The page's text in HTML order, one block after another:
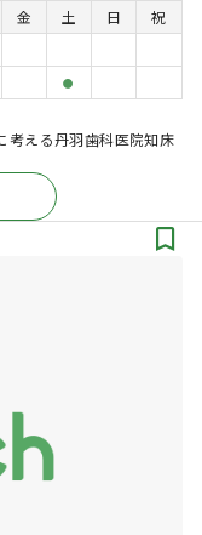
金 土 日
祝
●
考える丹羽歯科医院知床